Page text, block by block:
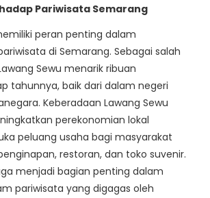
Pariwisata Semarang
peran penting dalam
di Semarang. Sebagai salah
Sewu menarik ribuan
tahunnya, baik dari dalam negeri
Keberadaan Lawang Sewu
perekonomian lokal
peluang usaha bagi masyarakat
restoran, dan toko suvenir.
menjadi bagian penting dalam
pariwisata yang digagas oleh